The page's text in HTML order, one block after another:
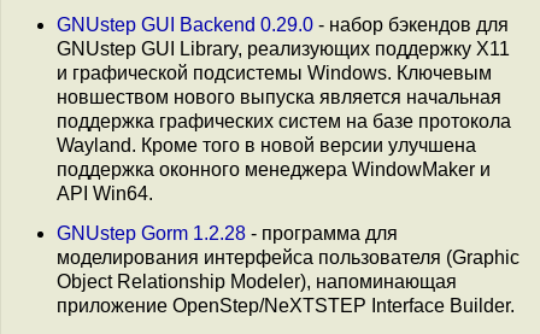
GNUstep GUI Backend 0.29.0 - набор бэкендов для
GNUstep GUI Library, реализующих поддержку X11
и графической подсистемы Windows. Ключевым
новшеством нового выпуска является начальная
поддержка графических систем на базе протокола
Wayland. Кроме того в новой версии улучшена
поддержка оконного менеджера WindowMaker и
API Win64.
GNUstep Gorm 1.2.28 - программа для
моделирования интерфейса пользователя (Graphic
Object Relationship Modeler), напоминающая
приложение OpenStep/NeXTSTEP Interface Builder.